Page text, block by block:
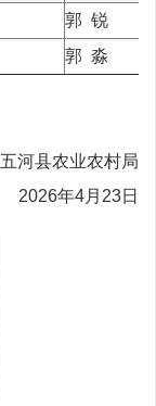
郭 锐
郭 淼
五河县农业农村局
2026年4月23日